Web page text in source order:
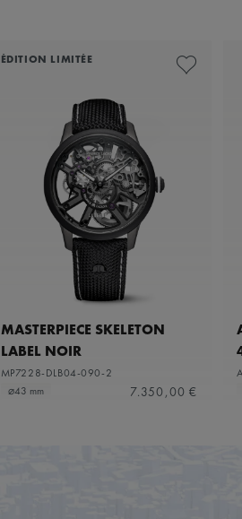
ÉDITION LIMITÉE
MASTERPIECE SKELETON
LABEL NOIR
MP7228-DLB04-090-2
⌀43 mm
7.350,00 €